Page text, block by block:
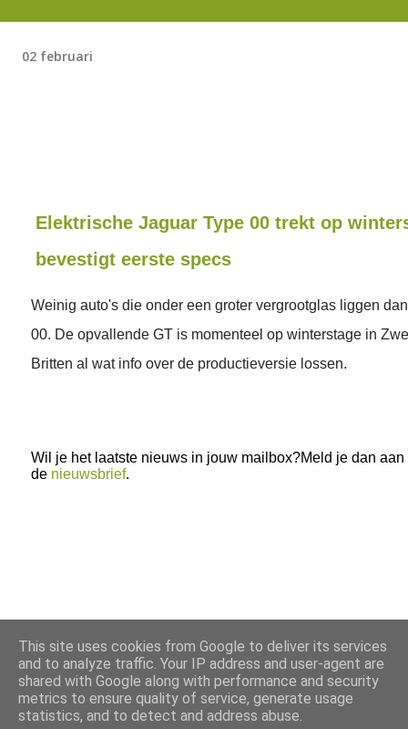
02 februari
Elektrische Jaguar Type 00 trekt op
bevestigt eerste specs
Weinig auto's die onder een groter vergrootglas liggen
00. De opvallende GT is momenteel op winterstage in
Britten al wat info over de productieversie lossen.
Wil je het laatste nieuws in jouw mailbox?Meld je dan aan
de nieuwsbrief.
This site uses cookies from Google to deliver its services
and to analyze traffic. Your IP address and user-agent are
shared with Google along with performance and security
metrics to ensure quality of service, generate usage
statistics, and to detect and address abuse.